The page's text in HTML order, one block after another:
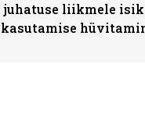
juhatuse liikmele